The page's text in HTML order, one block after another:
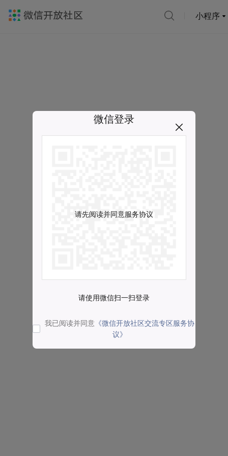
小程序
微信登录
请先阅读并同意服务协议
请使用微信扫一扫登录
我已阅读并同意 《微信开放社区交流专区服务协
议》